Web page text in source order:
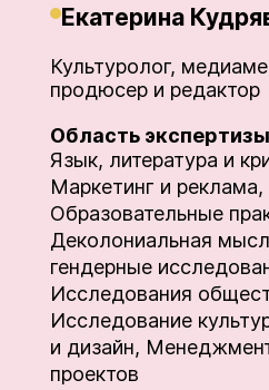
Екатерина
Культуролог,
продюсер и редактор
Область
Язык, литература и
Маркетинг и реклама,
Образовательные
Деколониальная
гендерные
Исследования
Исследование
и дизайн,
проектов